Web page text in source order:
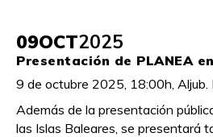
09OCT2025
Presentación de PLANEA
9 de octubre 2025, 18:00h, Aljub.
Además de la presentación
las Islas Baleares, se presentará